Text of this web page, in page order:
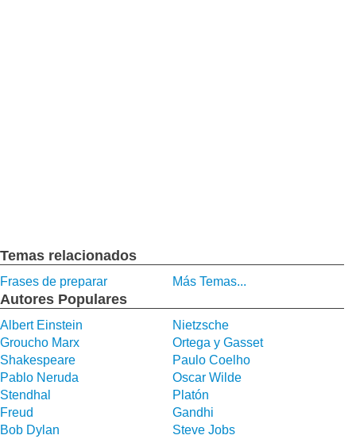
Temas relacionados
Frases de preparar Más Temas...
Autores Populares
Albert Einstein
Nietzsche
Groucho Marx
Ortega y Gasset
Shakespeare
Paulo Coelho
Pablo Neruda
Oscar Wilde
Stendhal
Platón
Freud
Gandhi
Bob Dylan
Steve Jobs